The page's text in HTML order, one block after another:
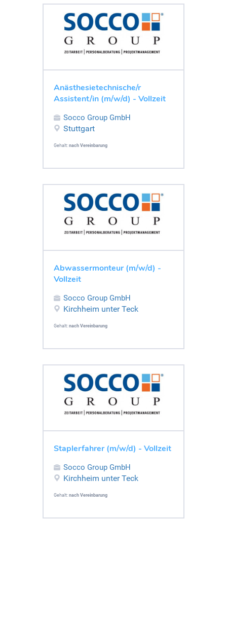
Anästhesietechnische/r
Assistent/in (m/w/d) - Vollzeit
Socco Group GmbH
Stuttgart
Gehalt: nach Vereinbarung
Abwassermonteur (m/w/d) -
Vollzeit
Socco Group GmbH
Kirchheim unter Teck
Gehalt: nach Vereinbarung
Staplerfahrer (m/w/d) - Vollzeit
Socco Group GmbH
Kirchheim unter Teck
Gehalt: nach Vereinbarung